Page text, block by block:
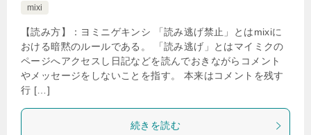
mixi
【読み方】：ヨミニゲキンシ 「読み逃げ禁止」とはmixiに
おける暗黙のルールである。 「読み逃げ」とはマイミクの
ページへアクセスし日記などを読んでおきながらコメント
やメッセージをしないことを指す。 本来はコメントを残す
行 […]
続きを読む